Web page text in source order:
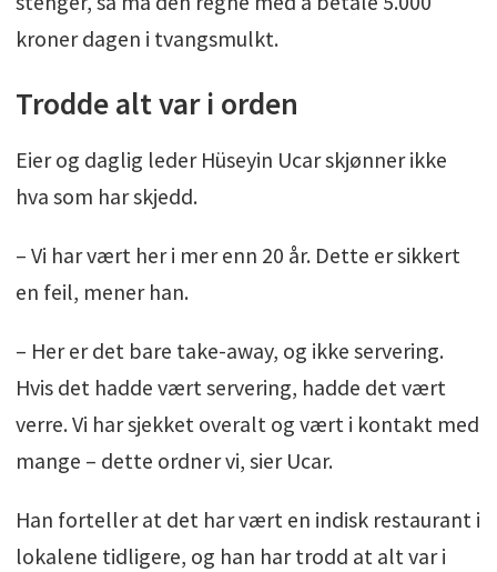
kroner dagen i tvangsmulkt.
Trodde alt var i orden
Eier og daglig leder Hüseyin Ucar skjønner ikke
hva som har skjedd.
– Vi har vært her i mer enn 20 år. Dette er sikkert
en feil, mener han.
– Her er det bare take-away, og ikke servering.
Hvis det hadde vært servering, hadde det vært
verre. Vi har sjekket overalt og vært i kontakt med
mange – dette ordner vi, sier Ucar.
Han forteller at det har vært en indisk restaurant i
lokalene tidligere, og han har trodd at alt var i